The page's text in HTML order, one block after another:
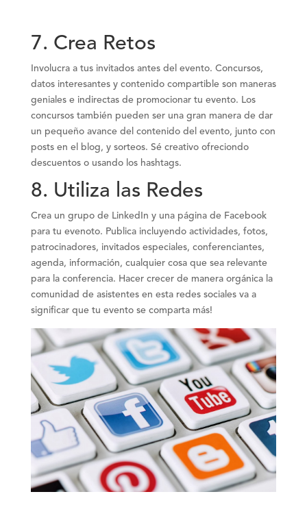
7. Crea Retos
Involucra a tus invitados antes del evento. Concursos,
datos interesantes y contenido compartible son maneras
geniales e indirectas de promocionar tu evento. Los
concursos también pueden ser una gran manera de dar
un pequeño avance del contenido del evento, junto con
posts en el blog, y sorteos. Sé creativo ofreciondo
descuentos o usando los hashtags.
8. Utiliza las Redes
Crea un grupo de LinkedIn y una página de Facebook
para tu evenoto. Publica incluyendo actividades, fotos,
patrocinadores, invitados especiales, conferenciantes,
agenda, información, cualquier cosa que sea relevante
para la conferencia. Hacer crecer de manera orgánica la
comunidad de asistentes en esta redes sociales va a
significar que tu evento se comparta más!